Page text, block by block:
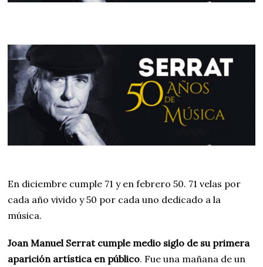
En diciembre cumple 71 y en febrero 50. 71 velas por
cada año vivido y 50 por cada uno dedicado a la
música.
Joan Manuel Serrat cumple medio siglo de su primera
aparición artística en público. Fue una mañana de un